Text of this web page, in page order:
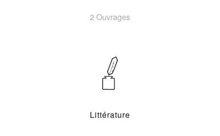
2 Ouvrages
Littérature